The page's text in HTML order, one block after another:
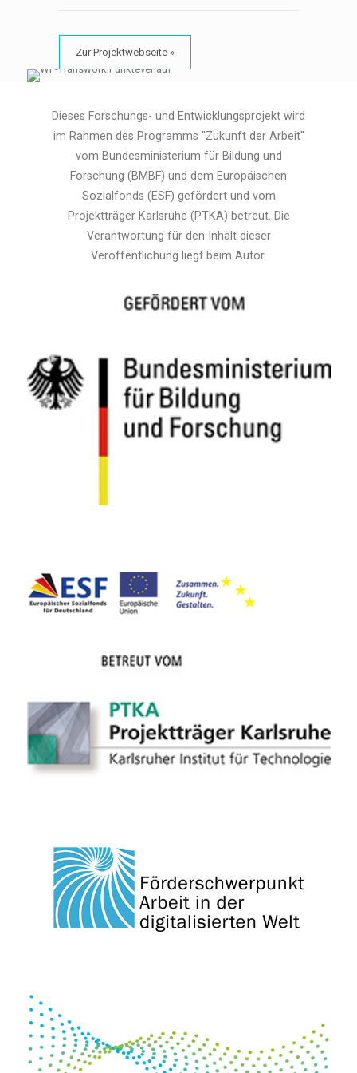
Zur Projektwebseite »